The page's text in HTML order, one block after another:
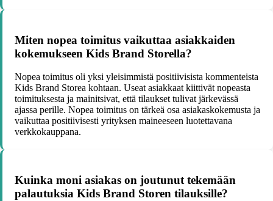
Miten nopea toimitus vaikuttaa asiakkaiden
kokemukseen Kids Brand Storella?
Nopea toimitus oli yksi yleisimmistä positiivisista kommenteista
Kids Brand Storea kohtaan. Useat asiakkaat kiittivät nopeasta
toimituksesta ja mainitsivat, että tilaukset tulivat järkevässä
ajassa perille. Nopea toimitus on tärkeä osa asiakaskokemusta ja
vaikuttaa positiivisesti yrityksen maineeseen luotettavana
verkkokauppana.
Kuinka moni asiakas on joutunut tekemään
palautuksia Kids Brand Storen tilauksille?